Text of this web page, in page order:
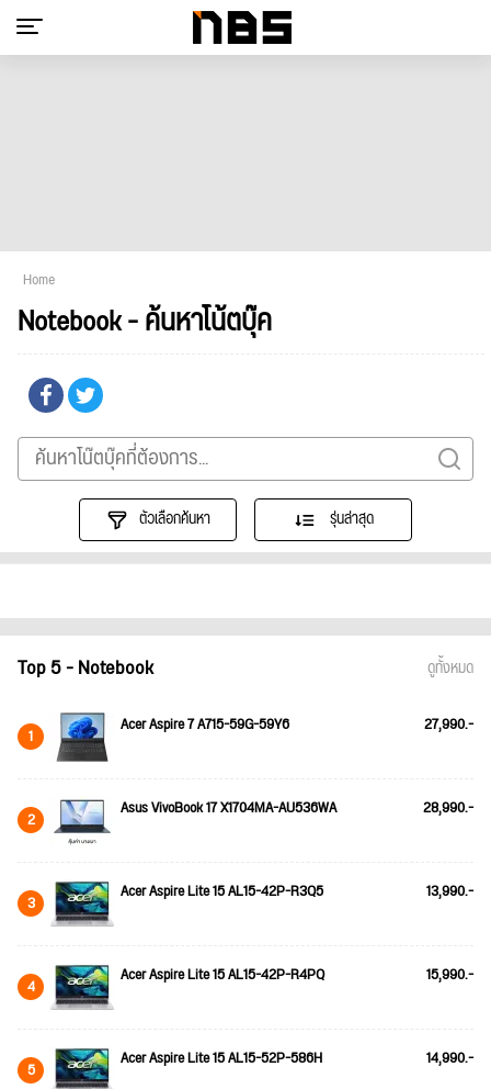
Home
Notebook - ค้นหาโน้ตบุ๊ค
ตัวเลือกค้นหา รุ่นล่าสุด
Top 5 - Notebook ดูทั้งหมด
1 Acer Aspire 7 A715-59G-59Y6 27,990.-
2 Asus VivoBook 17 X1704MA-AU536WA 28,990.-
3 Acer Aspire Lite 15 AL15-42P-R3Q5 13,990.-
4 Acer Aspire Lite 15 AL15-42P-R4PQ 15,990.-
5 Acer Aspire Lite 15 AL15-52P-586H 14,990.-